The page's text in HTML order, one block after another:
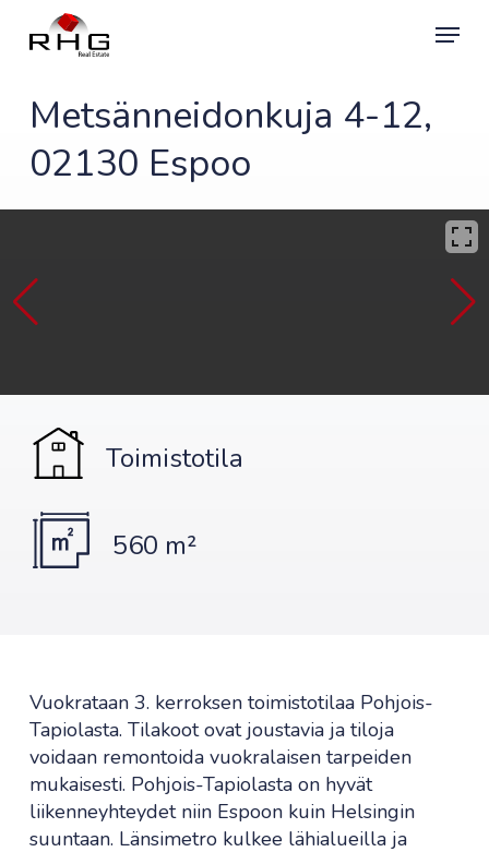
Menu
Metsänneidonkuja 4-12,
02130 Espoo
Toimistotila
560 m²
Vuokrataan 3. kerroksen toimistotilaa Pohjois-
Tapiolasta. Tilakoot ovat joustavia ja tiloja
voidaan remontoida vuokralaisen tarpeiden
mukaisesti. Pohjois-Tapiolasta on hyvät
liikenneyhteydet niin Espoon kuin Helsingin
suuntaan. Länsimetro kulkee lähialueilla ja